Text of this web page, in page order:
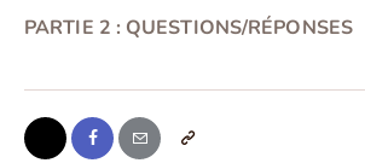
PARTIE 2 : QUESTIONS/RÉPONSES